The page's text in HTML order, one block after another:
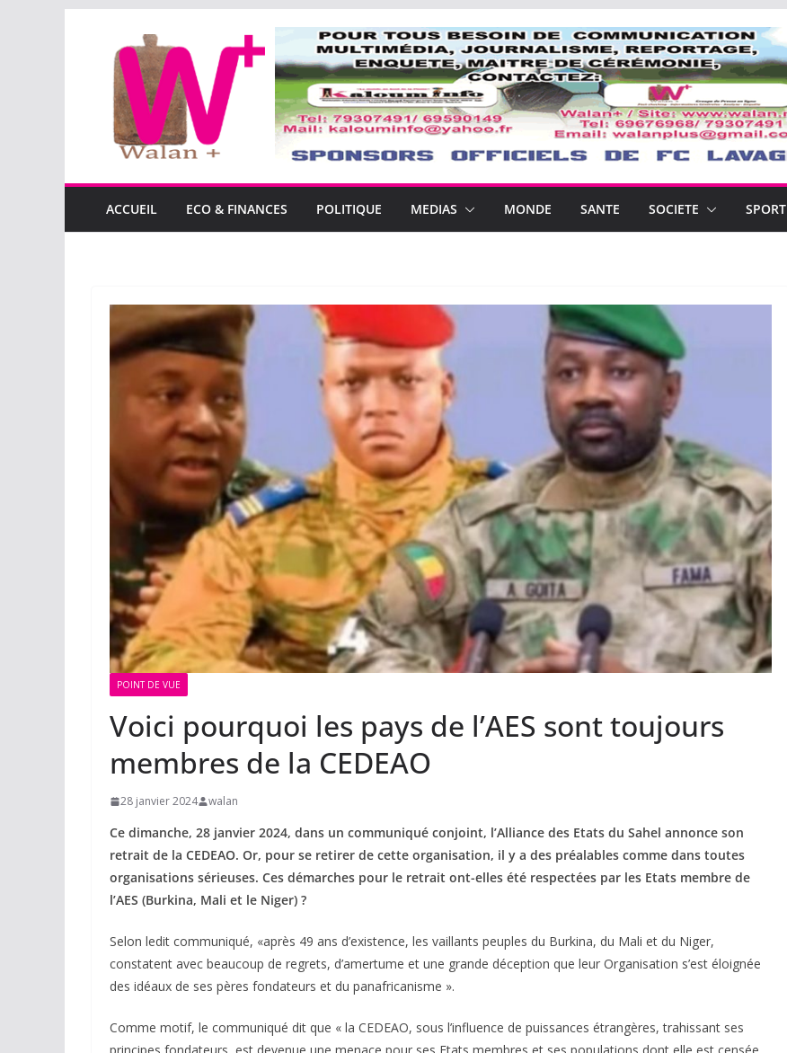
contenu
ACCUEIL ECO & FINANCES POLITIQUE MEDIAS MONDE SANTE SOCIETE SPORT
POINT DE VUE
Voici pourquoi les pays de l’AES sont toujours
membres de la CEDEAO
28 janvier 2024 walan
Ce dimanche, 28 janvier 2024, dans un communiqué conjoint, l’Alliance des Etats du Sahel annonce son
retrait de la CEDEAO. Or, pour se retirer de cette organisation, il y a des préalables comme dans toutes
organisations sérieuses. Ces démarches pour le retrait ont-elles été respectées par les Etats membre de
l’AES (Burkina, Mali et le Niger) ?
Selon ledit communiqué, «après 49 ans d’existence, les vaillants peuples du Burkina, du Mali et du Niger,
constatent avec beaucoup de regrets, d’amertume et une grande déception que leur Organisation s’est éloignée
des idéaux de ses pères fondateurs et du panafricanisme ».
Comme motif, le communiqué dit que « la CEDEAO, sous l’influence de puissances étrangères, trahissant ses